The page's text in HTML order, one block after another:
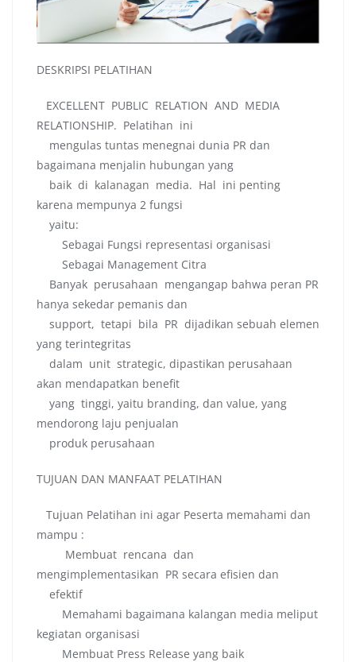
DESKRIPSI PELATIHAN
EXCELLENT PUBLIC RELATION AND MEDIA
RELATIONSHIP. Pelatihan ini
mengulas tuntas menegnai dunia PR dan
bagaimana menjalin hubungan yang
baik di kalanagan media. Hal ini penting
karena mempunya 2 fungsi
yaitu:
Sebagai Fungsi representasi organisasi
Sebagai Management Citra
Banyak perusahaan mengangap bahwa peran PR
hanya sekedar pemanis dan
support, tetapi bila PR dijadikan sebuah elemen
yang terintegritas
dalam unit strategic, dipastikan perusahaan
akan mendapatkan benefit
yang tinggi, yaitu branding, dan value, yang
mendorong laju penjualan
produk perusahaan
TUJUAN DAN MANFAAT PELATIHAN
Tujuan Pelatihan ini agar Peserta memahami dan
mampu :
Membuat rencana dan
mengimplementasikan PR secara efisien dan
efektif
Memahami bagaimana kalangan media meliput
kegiatan organisasi
Membuat Press Release yang baik